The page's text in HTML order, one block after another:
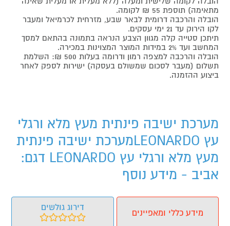
מתאימה) תוספת 55 ₪ לקומה.
הובלה והרכבה דרומית לבאר שבע, מזרחית לכרמיאל ומעבר
לקו הירוק עד 21 ימי עסקים.
תיתכן סטייה קלה מגוון הצבע הנראה בתמונה בהתאם למסך
המחשב ועד 2% במידות המוצר המצוינות במכירה.
הובלה והרכבה למצפה רמון ודרומה בעלות 500 ₪: השלמת
תשלום (מעבר לסכום שמשולם בעסקה) ישירות לספק לאחר
ביצוע ההזמנה.
מערכת ישיבה פינתית מעץ מלא ורגלי
עץ LEONARDOמערכת ישיבה פינתית
מעץ מלא ורגלי עץ LEONARDO דגם:
אביב - מידע נוסף
מידע כללי ומאפיינים
דירוג גולשים